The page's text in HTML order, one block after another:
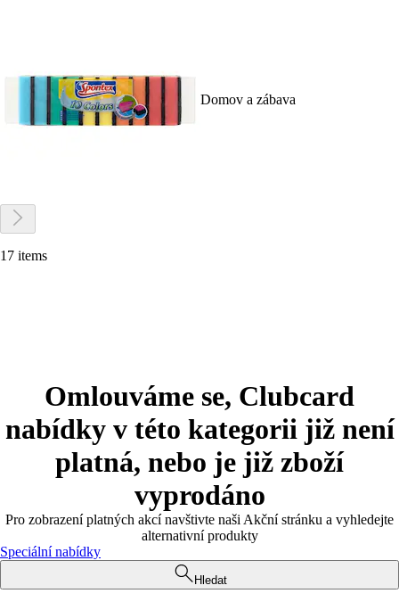
Domov a zábava
17 items
Omlouváme se, Clubcard
nabídky v této kategorii již není
platná, nebo je již zboží
vyprodáno
Pro zobrazení platných akcí navštivte naši Akční stránku a vyhledejte
alternativní produkty
Speciální nabídky
Hledat